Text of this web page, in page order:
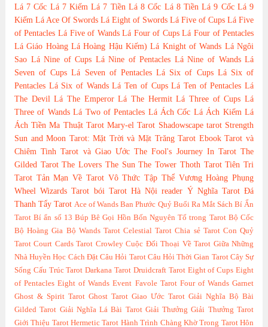
Lá 7 Cốc Lá 7 Kiếm Lá 7 Tiền Lá 8 Cốc Lá 8 Tiền Lá 9 Cốc Lá 9
Kiếm Lá Ace Of Swords Lá Eight of Swords Lá Five of Cups Lá Five
of Pentacles Lá Five of Wands Lá Four of Cups Lá Four of Pentacles
Lá Giáo Hoàng Lá Hoàng Hậu Kiếm) Lá Knight of Wands Lá Ngôi
Sao Lá Nine of Cups Lá Nine of Pentacles Lá Nine of Wands Lá
Seven of Cups Lá Seven of Pentacles Lá Six of Cups Lá Six of
Pentacles Lá Six of Wands Lá Ten of Cups Lá Ten of Pentacles Lá
The Devil Lá The Emperor Lá The Hermit Lá Three of Cups Lá
Three of Wands Lá Two of Pentacles Lá Ách Cốc Lá Ách Kiếm Lá
Ách Tiền Ma Thuật Tarot Mary-el Tarot Shadowscape tarot Strength
Sun and Moon Tarot: Mặt Trời và Mặt Trăng Tarot Ebook Tarot và
Chiêm Tinh Tarot và Giao Ước The Fool's Journey In Tarot The
Gilded Tarot The Lovers The Sun The Tower Thoth Tarot Tiên Tri
Tarot Tản Mạn Về Tarot Vô Thức Tập Thể Vương Hoàng Phụng
Wheel Wizards Tarot bói Tarot Hà Nội reader Ý Nghĩa Tarot Đá
Thanh Tẩy Tarot Ace of Wands Ban Phước Quỷ Buổi Ra Mắt Sách Bí Ẩn
Tarot Bí ẩn số 13 Búp Bê Gọi Hồn Bốn Nguyên Tố trong Tarot Bộ Cốc
Bộ Hoàng Gia Bộ Wands Tarot Celestial Tarot Chia sẻ Tarot Con Quỷ
Tarot Court Cards Tarot Crowley Cuộc Đối Thoại Về Tarot Giữa Những
Nhà Huyền Học Cách Đặt Câu Hỏi Tarot Câu Hỏi Thời Gian Tarot Cây Sự
Sống Cấu Trúc Tarot Darkana Tarot Druidcraft Tarot Eight of Cups Eight
of Pentacles Eight of Wands Event Favole Tarot Four of Wands Garnet
Ghost & Spirit Tarot Ghost Tarot Giao Ước Tarot Giải Nghĩa Bộ Bài
Gilded Tarot Giải Nghĩa Lá Bài Tarot Giải Thưởng Giải Thưởng Tarot
Giới Thiệu Tarot Hermetic Tarot Hành Trình Chàng Khờ Trong Tarot Hôn